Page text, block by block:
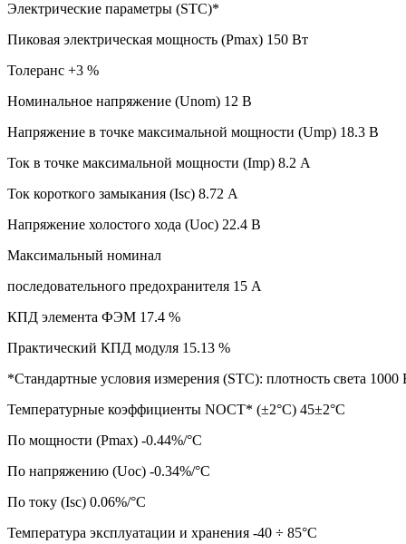
Электрические параметры (STC)*
Пиковая электрическая мощность (Pmax) 150 Вт
Толеранс +3 %
Номинальное напряжение (Unom) 12 В
Напряжение в точке максимальной мощности (Ump) 18.3 В
Ток в точке максимальной мощности (Imp) 8.2 А
Ток короткого замыкания (Isc) 8.72 А
Напряжение холостого хода (Uoc) 22.4 В
Максимальный номинал
последовательного предохранителя 15 А
КПД элемента ФЭМ 17.4 %
Практический КПД модуля 15.13 %
*Стандартные условия измерения (STC): плотность света
Температурные коэффициенты NOCT* (±2°С) 45±2°C
По мощности (Pmax) -0.44%/°C
По напряжению (Uoc) -0.34%/°C
По току (Isc) 0.06%/°C
Температура эксплуатации и хранения -40 ÷ 85°C